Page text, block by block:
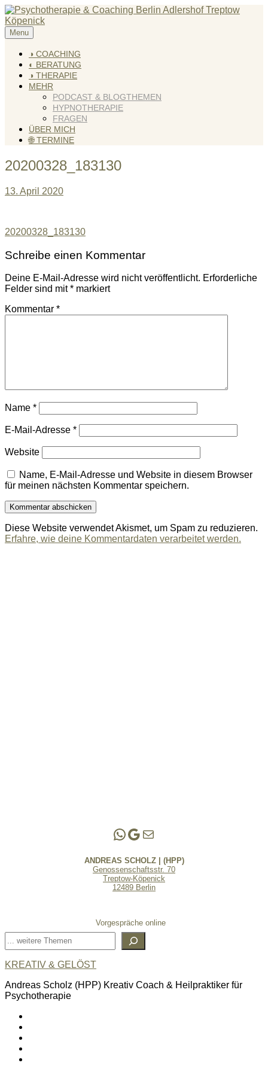
Skip
to
content
KREATIV & GELÖST
Andreas Scholz (HPP) Kreativ Coach & Heilpraktiker für
Psychotherapie
Menu
◑ COACHING
◐ BERATUNG
◑ THERAPIE
MEHR
PODCAST & BLOGTHEMEN
HYPNOTHERAPIE
FRAGEN
ÜBER MICH
🌐 TERMINE
20200328_183130
13. April 2020
Beitragsnavigation
20200328_183130
Schreibe einen Kommentar
Deine E-Mail-Adresse wird nicht veröffentlicht. Erforderliche
Felder sind mit* markiert
Kommentar *
Name *
E-Mail-Adresse *
Website
Name, E-Mail-Adresse und Website in diesem Browser
für meinen nächsten Kommentar speichern.
Diese Website verwendet Akismet, um Spam zu reduzieren.
Erfahre, wie deine Kommentardaten verarbeitet werden.
Andreas Scholz | (HPP)
Praxis Adlershof
E-Mail an mich ...
ANDREAS SCHOLZ | (HPP)
Genossenschaftsstr. 70
Treptow-Köpenick
12489 Berlin
Vorgespräche online
Suchen
KREATIV & GELÖST
Andreas Scholz (HPP) Kreativ Coach & Heilpraktiker für
Psychotherapie